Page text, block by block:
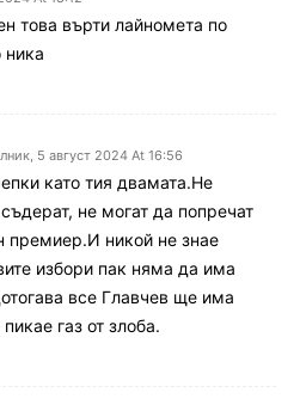
това върти лайномета по
ника
5 август 2024 At 16:56
като тия двамата.Не
не могат да попречат
премиер.И никой не знае
избори пак няма да има
все Главчев ще има
газ от злоба.